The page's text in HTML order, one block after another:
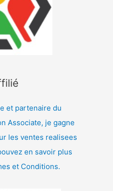
et partenaire du
Associate, je gagne
les ventes realisees
en savoir plus
et Conditions.